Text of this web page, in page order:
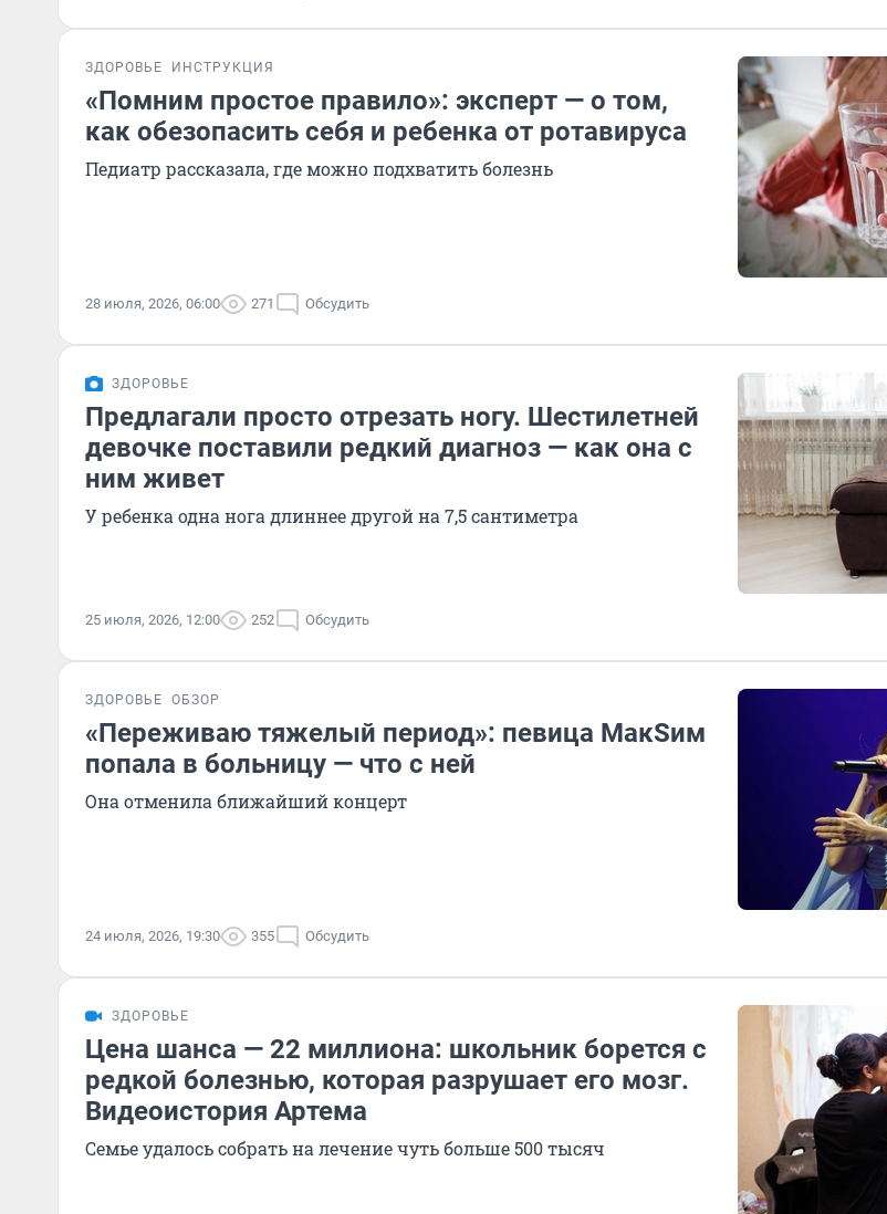
ЗДОРОВЬЕ ИНСТРУКЦИЯ
«Помним простое правило»: эксперт — о том,
как обезопасить себя и ребенка от ротавируса
Педиатр рассказала, где можно подхватить болезнь
28 июля, 2026, 06:00 271 Обсудить
ЗДОРОВЬЕ
Предлагали просто отрезать ногу. Шестилетней
девочке поставили редкий диагноз — как она с
ним живет
У ребенка одна нога длиннее другой на 7,5 сантиметра
25 июля, 2026, 12:00 252 Обсудить
ЗДОРОВЬЕ ОБЗОР
«Переживаю тяжелый период»: певица МакSим
попала в больницу — что с ней
Она отменила ближайший концерт
24 июля, 2026, 19:30 355 Обсудить
ЗДОРОВЬЕ
Цена шанса — 22 миллиона: школьник борется с
редкой болезнью, которая разрушает его мозг.
Видеоистория Артема
Семье удалось собрать на лечение чуть больше 500 тысяч